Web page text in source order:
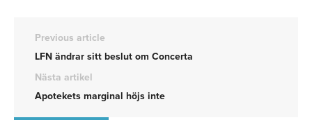
Previous article
LFN ändrar sitt beslut om Concerta
Nästa artikel
Apotekets marginal höjs inte